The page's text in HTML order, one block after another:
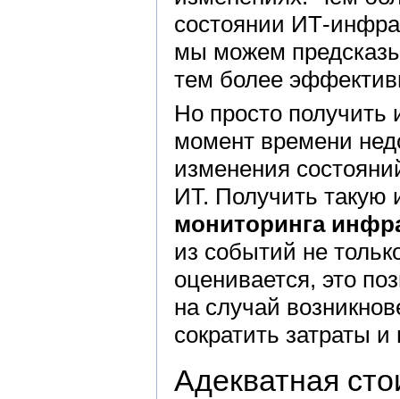
состоянии ИТ-
мы можем
тем более
Но просто
момент времени
изменения
ИТ. Получить
мониторинга
из событий не
оценивается, это
на случай
сократить затраты
Адекватная